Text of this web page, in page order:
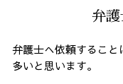
弁護
弁護士へ依頼するこ
多いと思います。